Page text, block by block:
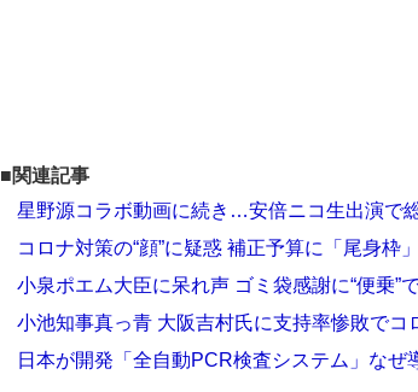
■関連記事
星野源コラボ動画に続き…安倍ニコ生出演で
コロナ対策の“顔”に疑惑 補正予算に「尾身枠
小泉ポエム大臣に呆れ声 ゴミ袋感謝に“便乗”
小池知事真っ青 大阪吉村氏に支持率惨敗でコ
日本が開発「全自動PCR検査システム」なぜ